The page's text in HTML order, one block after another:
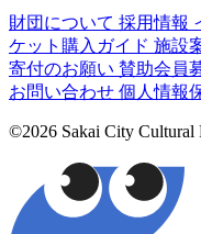
財団について 採用情報
ケット購入ガイド 施設
寄付のお願い 賛助会員
お問い合わせ 個人情報
©2026 Sakai City Cultural